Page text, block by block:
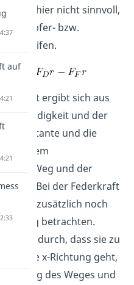
ist hier nicht sinnvoll,
Dämpfer- bzw.
angreifen.
ergibt sich aus
und der
und die
aus dem
Weg und der
Bei der Federkraft
jetzt zusätzlich noch
betrachten.
dadurch, dass sie zu
positive x-Richtung geht,
des Weges und
auf